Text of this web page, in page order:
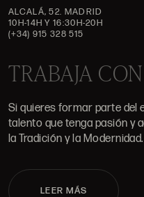
ALCALÁ, 52. MADRID
10H-14H Y 16:30H-20H
(+34) 915 328 515
TRABAJA
Si quieres formar parte del
talento que tenga pasión y
la Tradición y la Modernidad.
LEER MÁS